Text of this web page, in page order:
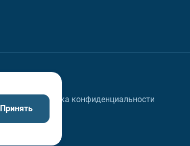
Политика конфиденциальности
Принять